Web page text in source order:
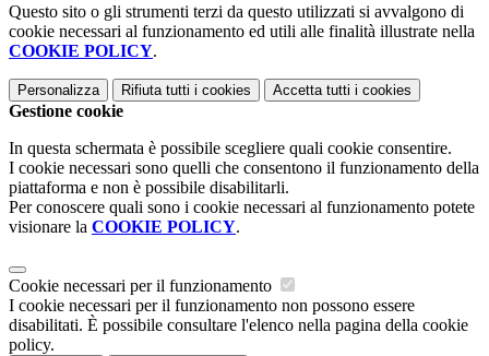
Questo sito o gli strumenti terzi da questo utilizzati si avvalgono di
cookie necessari al funzionamento ed utili alle finalità illustrate nella
COOKIE POLICY.
Personalizza Rifiuta tutti i cookies Accetta tutti i cookies
Gestione cookie
In questa schermata è possibile scegliere quali cookie consentire.
I cookie necessari sono quelli che consentono il funzionamento della
piattaforma e non è possibile disabilitarli.
Per conoscere quali sono i cookie necessari al funzionamento potete
visionare la COOKIE POLICY.
Cookie necessari per il funzionamento
I cookie necessari per il funzionamento non possono essere
disabilitati. È possibile consultare l'elenco nella pagina della cookie
policy.